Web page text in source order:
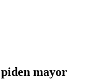
mayor